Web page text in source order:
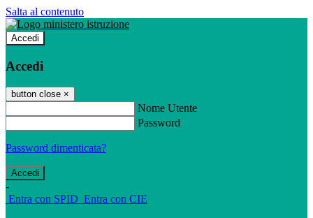
Salta al contenuto
Accedi
Accedi
button close ×
Nome Utente
Password
Password dimenticata?
-
Entra con SPID Entra con CIE